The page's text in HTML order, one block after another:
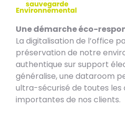
Une démarche éco-
La digitalisation de l’office
préservation de notre
authentique sur support
généralise, une dataroom
ultra-sécurisé de toutes les
importantes de nos clients.